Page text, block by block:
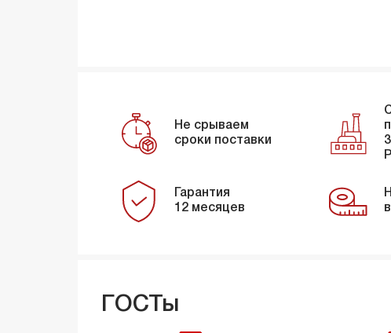
Не срываем
сроки поставки
Гарантия
12 месяцев
ГОСТы